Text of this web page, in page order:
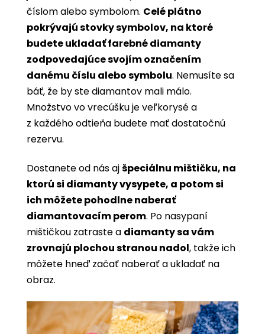
číslom alebo symbolom. Celé plátno
pokrývajú stovky symbolov, na ktoré
budete ukladať farebné diamanty
zodpovedajúce svojím označením
danému číslu alebo symbolu. Nemusíte sa
báť, že by ste diamantov mali málo.
Množstvo vo vrecúšku je veľkorysé a
z každého odtieňa budete mať dostatočnú
rezervu.
Dostanete od nás ajšpeciálnu mištičku, na
ktorú si diamanty vysypete, a potom si
ich môžete pohodlne naberať
diamantovacím perom. Po nasypaní
mištičkou zatraste a diamanty sa vám
zrovnajú plochou stranou nadol, takže ich
môžete hneď začať naberať a ukladať na
obraz.